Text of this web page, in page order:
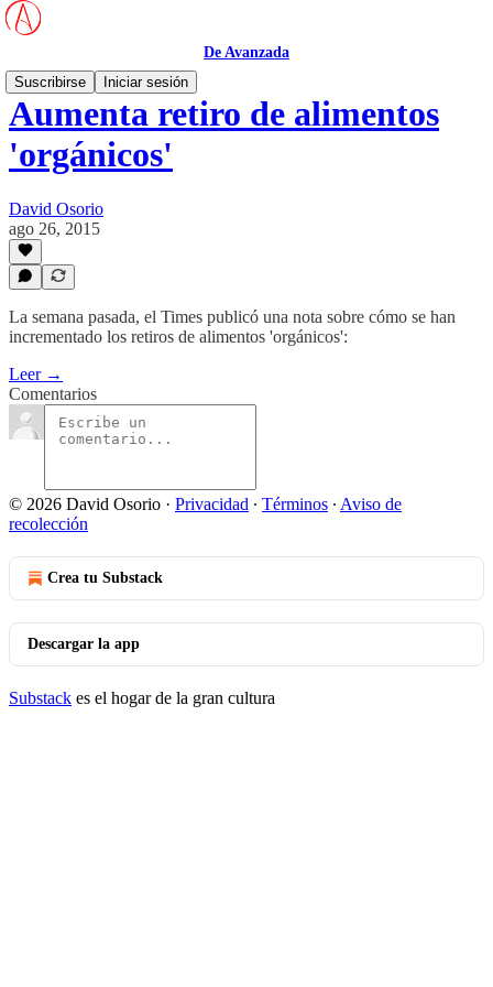
De Avanzada
Suscribirse
Iniciar sesión
Aumenta retiro de alimentos
'orgánicos'
David Osorio
ago 26, 2015
La semana pasada, el Times publicó una nota sobre cómo se han
incrementado los retiros de alimentos 'orgánicos':
Leer →
Comentarios
© 2026 David Osorio · Privacidad ∙ Términos ∙ Aviso de
recolección
Crea tu Substack
Descargar la app
Substack es el hogar de la gran cultura